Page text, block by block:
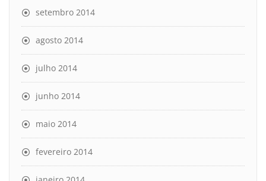
setembro 2014
agosto 2014
julho 2014
junho 2014
maio 2014
fevereiro 2014